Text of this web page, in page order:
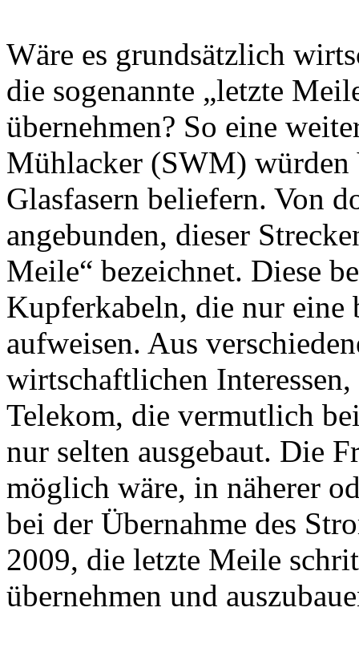
Wäre es grundsätzlich
die sogenannte „letzte
übernehmen? So eine
Mühlacker (SWM) würden
Glasfasern beliefern. Von
angebunden, dieser
Meile“ bezeichnet. Diese
Kupferkabeln, die nur eine
aufweisen. Aus
wirtschaftlichen
Telekom, die vermutlich
nur selten ausgebaut. Die
möglich wäre, in näherer
bei der Übernahme des
2009, die letzte Meile
übernehmen und